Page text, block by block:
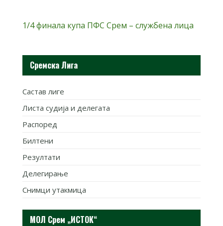
1/4 финала купа ПФС Срем – службена лица
Сремска Лига
Састав лиге
Листа судија и делегата
Распоред
Билтени
Резултати
Делегирање
Снимци утакмица
МОЛ Срем „ИСТОК“